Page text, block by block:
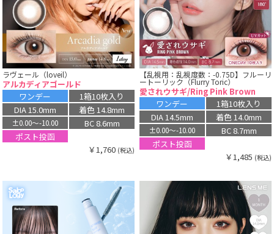
ラヴェール（loveil）
アルカディアゴールド
ワンデー
1箱10枚入り
DIA 15.0mm
着色 14.8mm
±0.00〜-10.00
BC 8.6mm
ポスト投函
￥1,760 (税込)
【乱視用：乱視度数：-0.75D】フルーリ
ートーリック（Flurry Toric）
愛されウサギ/Ring Pink Brown
ワンデー
1箱10枚入り
DIA 14.5mm
着色 14.0mm
±0.00〜-10.00
BC 8.7mm
ポスト投函
￥1,485 (税込)